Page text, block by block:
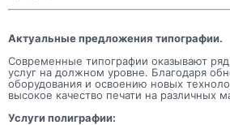
Актуальные предложения типографии.
Современные типографии оказывают
услуг на должном уровне. Благодаря
оборудования и освоению новых
высокое качество печати на различных
Услуги полиграфии: